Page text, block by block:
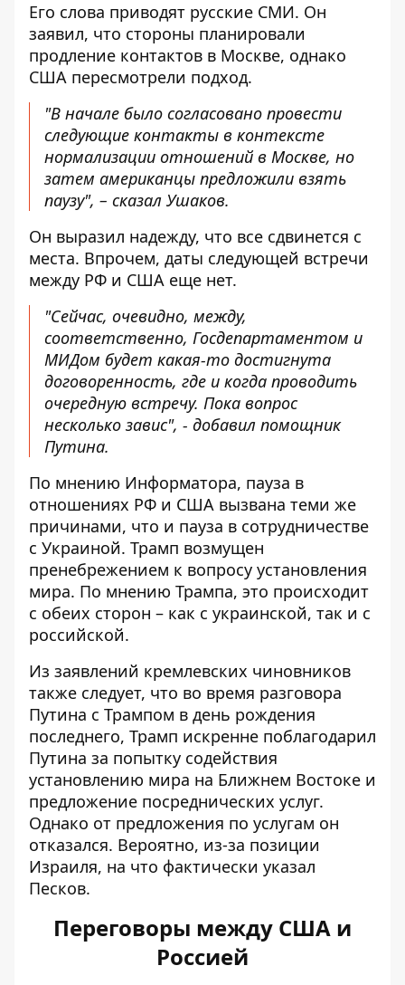
Его слова приводят русские СМИ. Он
заявил, что стороны планировали
продление контактов в Москве, однако
США пересмотрели подход.
"В начале было согласовано провести
следующие контакты в контексте
нормализации отношений в Москве, но
затем американцы предложили взять
паузу", – сказал Ушаков.
Он выразил надежду, что все сдвинется с
места. Впрочем, даты следующей встречи
между РФ и США еще нет.
"Сейчас, очевидно, между,
соответственно, Госдепартаментом и
МИДом будет какая-то достигнута
договоренность, где и когда проводить
очередную встречу. Пока вопрос
несколько завис", - добавил помощник
Путина.
По мнению Информатора, пауза в
отношениях РФ и США вызвана теми же
причинами, что и пауза в сотрудничестве
с Украиной. Трамп возмущен
пренебрежением к вопросу установления
мира. По мнению Трампа, это происходит
с обеих сторон – как с украинской, так и с
российской.
Из заявлений кремлевских чиновников
также следует, что во время разговора
Путина с Трампом в день рождения
последнего, Трамп искренне поблагодарил
Путина за попытку содействия
установлению мира на Ближнем Востоке и
предложение посреднических услуг.
Однако от предложения по услугам он
отказался. Вероятно, из-за позиции
Израиля, на что фактически указал
Песков.
Переговоры между США и
Россией